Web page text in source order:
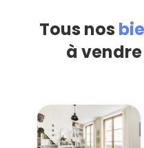
Tous nos
à